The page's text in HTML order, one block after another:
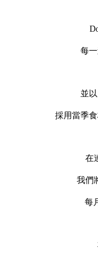
每
並
採用當季
在
我們
每